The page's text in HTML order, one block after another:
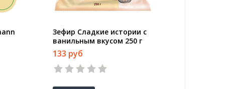
Зефир Сладкие истории с
ванильным вкусом 250 г
133 руб